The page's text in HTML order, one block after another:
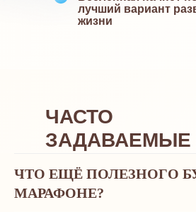
лучший вариант
жизни
ЧАСТО
ЗАДАВАЕМЫЕ
ВОПРОСЫ
ЧТО ЕЩЁ ПОЛЕЗНОГО
МАРАФОНЕ?